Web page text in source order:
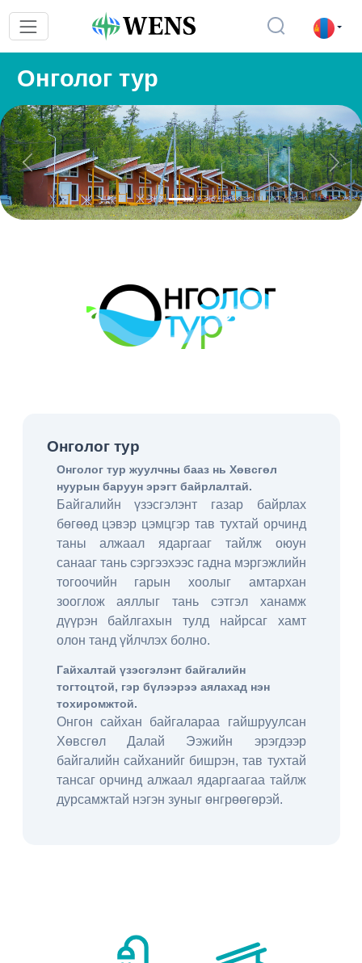
Онголог тур
Previous Next
Онголог тур
Онголог тур жуулчны бааз нь Хөвсгөл
нуурын баруун эрэгт байрлалтай.
Байгалийн үзэсгэлэнт газар байрлах
бөгөөд цэвэр цэмцгэр тав тухтай орчинд
таны алжаал ядаргааг тайлж оюун
санааг тань сэргээхээс гадна мэргэжлийн
тогоочийн гарын хоолыг амтархан
зооглож аяллыг тань сэтгэл ханамж
дүүрэн байлгахын тулд найрсаг хамт
олон танд үйлчлэх болно.
Гайхалтай үзэсгэлэнт байгалийн
тогтоцтой, гэр бүлээрээ аялахад нэн
тохиромжтой.
Онгон сайхан байгалараа гайшруулсан
Хөвсгөл Далай Ээжийн эрэгдээр
байгалийн сайханийг бишрэн, тав тухтай
тансаг орчинд алжаал ядаргаагаа тайлж
дурсамжтай нэгэн зуныг өнгрөөгөрэй.